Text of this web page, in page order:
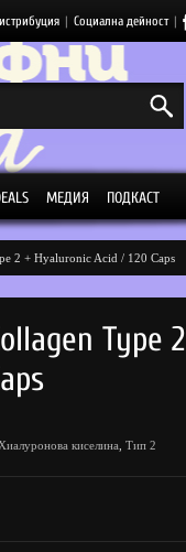
| Социална дейност |
МЕДИЯ ПОДКАСТ
2 + Hyaluronic Acid / 120 Caps
Type 2
киселина Тип 2